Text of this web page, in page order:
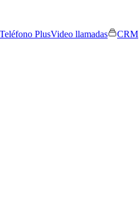
Teléfono PlusVideo llamadas
CRM